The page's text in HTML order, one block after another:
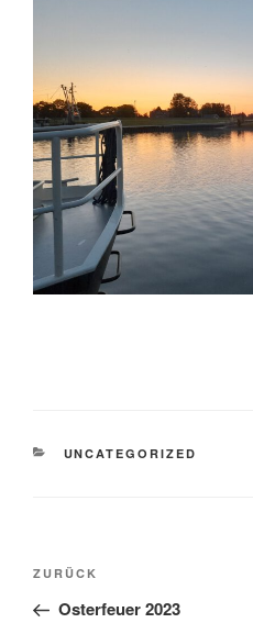
KATEGORIEN
UNCATEGORIZED
Beitragsnavigation
Vorheriger
Beitrag
ZURÜCK
Osterfeuer 2023